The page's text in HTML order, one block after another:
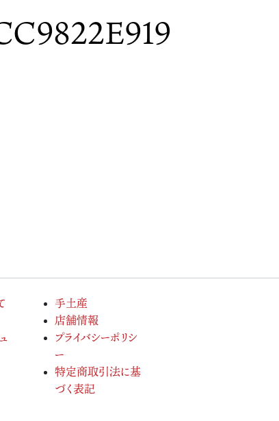
手土産
店舗情報
プライバシーポリシ
ー
特定商取引法に基
づく表記